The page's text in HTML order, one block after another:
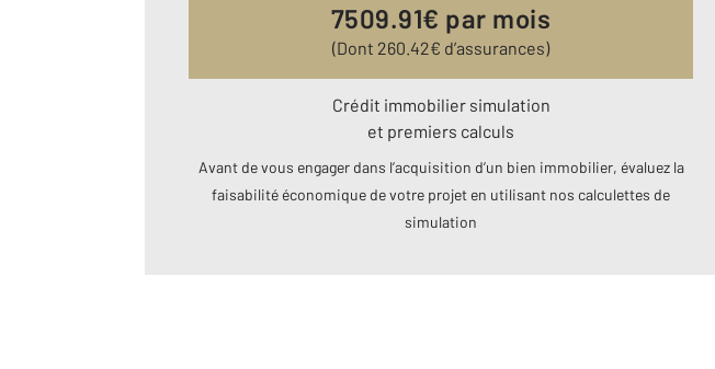
7509.91€ par mois
(Dont 260.42€ d’assurances)
Crédit immobilier simulation
et premiers calculs
Avant de vous engager dans l’acquisition d’un bien immobilier, évaluez la
faisabilité économique de votre projet en utilisant nos calculettes de
simulation